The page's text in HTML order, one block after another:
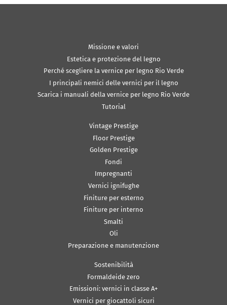
Missione e valori
Estetica e protezione del legno
Perché scegliere la vernice per legno Rio Verde
I principali nemici delle vernici per il legno
Scarica i manuali della vernice per legno Rio Verde
Tutorial
Vintage Prestige
Floor Prestige
Golden Prestige
Fondi
Impregnanti
Vernici ignifughe
Finiture per esterno
Finiture per interno
Smalti
Oli
Preparazione e manutenzione
Sostenibilità
Formaldeide zero
Emissioni: vernici in classe A+
Vernici per giocattoli sicuri